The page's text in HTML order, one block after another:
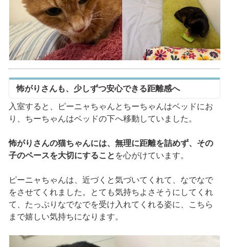
怖がりさんも、少しずつ安心できる距離感へ
入室すると、ピーニャちゃんとちーちゃんはベッドにお
り、ちーちゃんはベッドの下へ移動していました。
怖がりさんの猫ちゃんには、無理に距離を詰めず、その
子のペースを大切にすること を心がけています。
ピーニャちゃんは、近づくと気づいてくれて、なでなで
をさせてくれました。とても気持ちよさそうにしてくれ
て、たっぷりなでなでを受け入れてくれる姿に、こちら
まで嬉しい気持ちになります。